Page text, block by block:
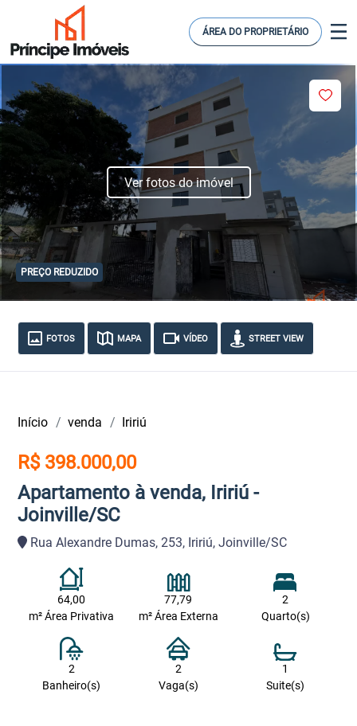
ÁREA DO PROPRIETÁRIO
PREÇO REDUZIDO
Ver fotos do imóvel
FOTOS MAPA VÍDEO STREET VIEW
Início venda Iririú
R$ 398.000,00
Apartamento à venda, Iririú -
Joinville/SC
Rua Alexandre Dumas, 253, Iririú, Joinville/SC
64,00
m² Área Privativa
77,79
m² Área Externa
2
Quarto(s)
2
Banheiro(s)
2
Vaga(s)
1
Suite(s)